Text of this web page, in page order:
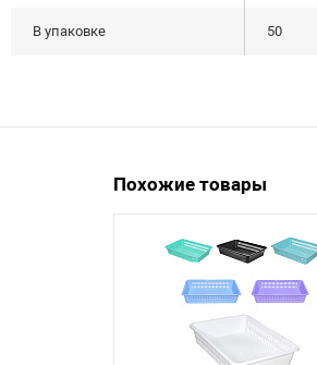
В упаковке 50
Похожие товары